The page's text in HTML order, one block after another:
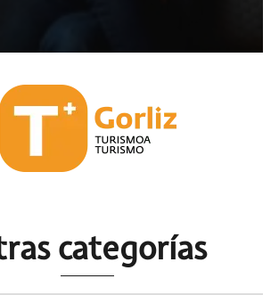
categorías